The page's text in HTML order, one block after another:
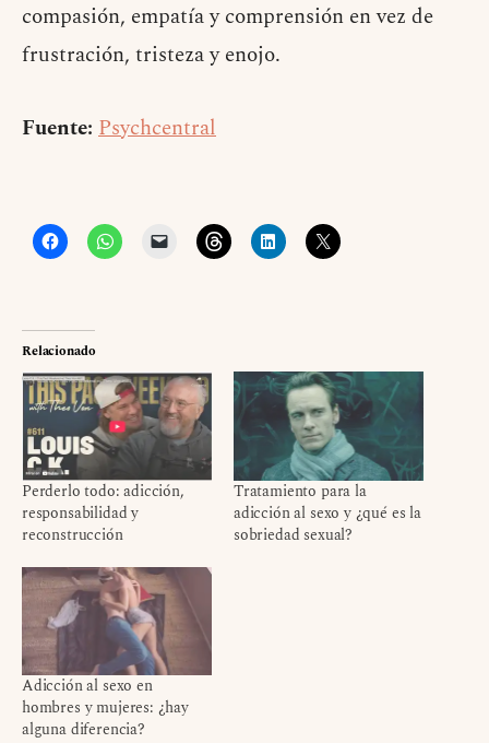
compasión, empatía y comprensión en vez de
frustración, tristeza y enojo.
Fuente: Psychcentral
Relacionado
Perderlo todo: adicción,
responsabilidad y
reconstrucción
Tratamiento para la
adicción al sexo y ¿qué es la
sobriedad sexual?
Adicción al sexo en
hombres y mujeres: ¿hay
alguna diferencia?